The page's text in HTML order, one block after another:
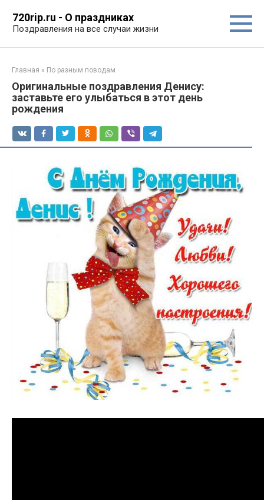
контенту
720rip.ru - О праздниках
Поздравления на все случаи жизни
Главная » По разным поводам
Оригинальные поздравления Денису:
заставьте его улыбаться в этот день
рождения